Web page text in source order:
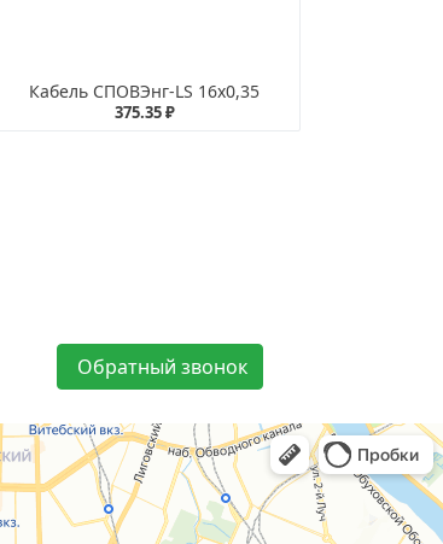
Кабель СПОВЭнг-LS 16х0,35
375.35 ₽
Обратный звонок